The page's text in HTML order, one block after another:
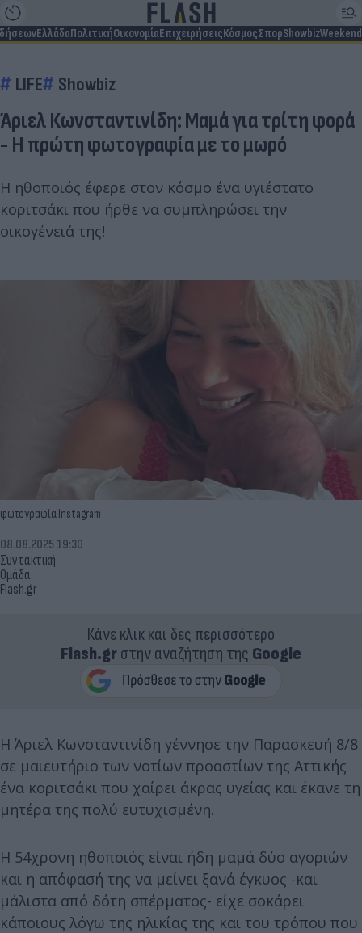
ΕλλάδαΠολιτικήΟικονομίαΕπιχειρήσειςΚόσμοςΣπορShowbizWeekend
LIFE Showbiz
Άριελ Κωνσταντινίδη: Μαμά για τρίτη φορά
- Η πρώτη φωτογραφία με το μωρό
Η ηθοποιός έφερε στον κόσμο ένα υγιέστατο
κοριτσάκι που ήρθε να συμπληρώσει την
οικογένειά της!
φωτογραφία Instagram
Συντακτική
Ομάδα
Flash.gr
08.08.2025 19:30
Κάνε κλικ και δες περισσότερο
Flash.grστην αναζήτηση της Google
Η Άριελ Κωνσταντινίδη γέννησε την Παρασκευή 8/8
σε μαιευτήριο των νοτίων προαστίων της Αττικής
ένα κοριτσάκι που χαίρει άκρας υγείας και έκανε τη
μητέρα της πολύ ευτυχισμένη.
Η 54χρονη ηθοποιός είναι ήδη μαμά δύο αγοριών
και η απόφασή της να μείνει ξανά έγκυος -και
μάλιστα από δότη σπέρματος- είχε σοκάρει
κάποιους λόγω της ηλικίας της και του τρόπου που